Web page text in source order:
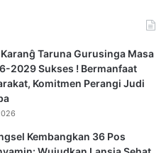
Taruna Gurusinga Masa
2029 Sukses ! Bermanfaat
Komitmen Perangi Judi
Kembangkan 36 Pos